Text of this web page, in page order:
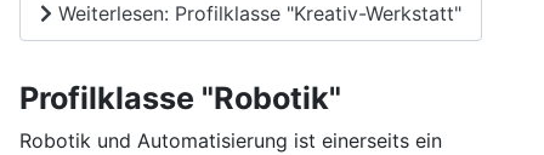
Weiterlesen: Profilklasse "Kreativ-Werkstatt"
Profilklasse "Robotik"
Robotik und Automatisierung ist einerseits ein